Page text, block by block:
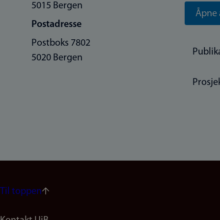
5015 Bergen
Postadresse
Postboks 7802
5020 Bergen
Åpne
Til toppen